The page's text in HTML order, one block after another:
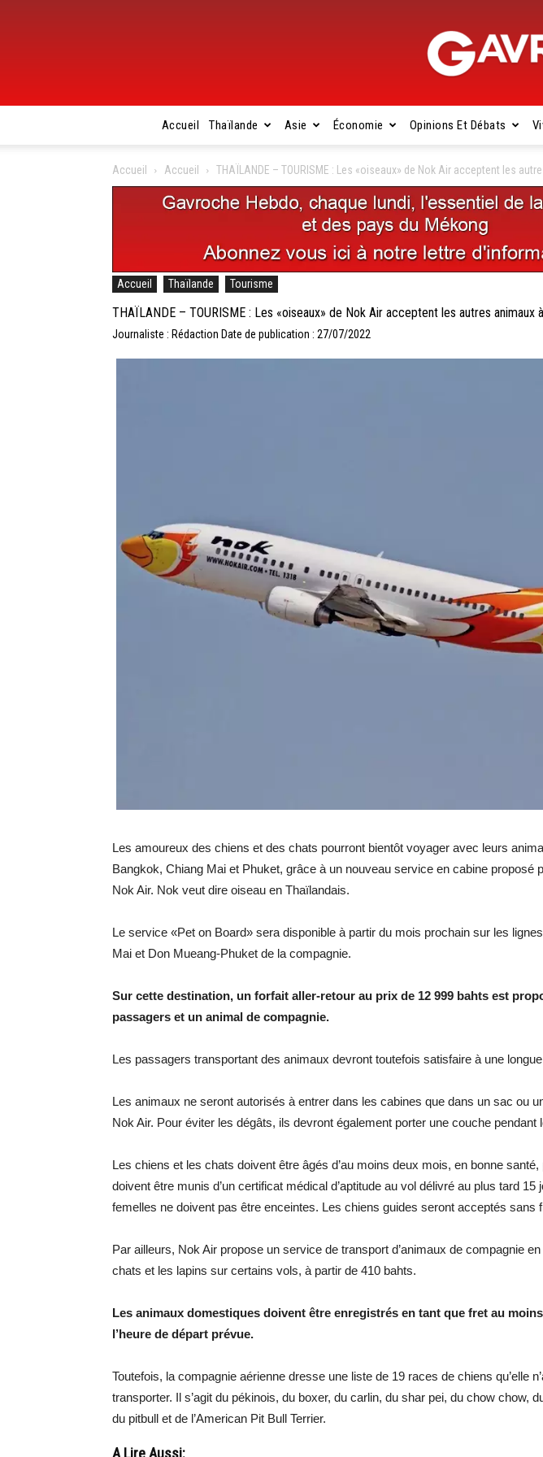
Accueil Thaïlande Asie Économie Opinions Et Débats
Accueil Accueil THAÏLANDE – TOURISME : Les «oiseaux» de Nok Air acceptent les
Accueil Thaïlande Tourisme
THAÏLANDE – TOURISME : Les «oiseaux» de Nok Air acceptent les autres animaux
Journaliste : Rédaction Date de publication : 27/07/2022
Les amoureux des chiens et des chats pourront bientôt voyager avec leurs
Bangkok, Chiang Mai et Phuket, grâce à un nouveau service en cabine proposé
Nok Air. Nok veut dire oiseau en Thaïlandais.
Le service «Pet on Board» sera disponible à partir du mois prochain sur les
Mai et Don Mueang-Phuket de la compagnie.
Sur cette destination, un forfait aller-retour au prix de 12 999 bahts est
passagers et un animal de compagnie.
Les passagers transportant des animaux devront toutefois satisfaire à une longue
Les animaux ne seront autorisés à entrer dans les cabines que dans un sac ou
Nok Air. Pour éviter les dégâts, ils devront également porter une couche pendant
Les chiens et les chats doivent être âgés d’au moins deux mois, en bonne
doivent être munis d’un certificat médical d’aptitude au vol délivré au plus tard 15
femelles ne doivent pas être enceintes. Les chiens guides seront acceptés sans
Par ailleurs, Nok Air propose un service de transport d’animaux de compagnie
chats et les lapins sur certains vols, à partir de 410 bahts.
Les animaux domestiques doivent être enregistrés en tant que fret au
l’heure de départ prévue.
Toutefois, la compagnie aérienne dresse une liste de 19 races de chiens qu’elle
transporter. Il s’agit du pékinois, du boxer, du carlin, du shar pei, du chow chow,
du pitbull et de l’American Pit Bull Terrier.